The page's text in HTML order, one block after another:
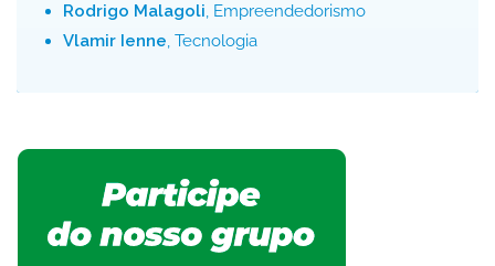
Rodrigo Malagoli, Empreendedorismo
Vlamir Ienne, Tecnologia